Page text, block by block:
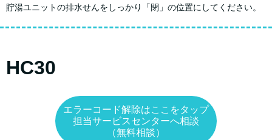
貯湯ユニットの排水せんをしっかり「閉」の位置にしてください。
HC30
エラーコード解除はここをタップ
担当サービスセンターへ相談
（無料相談）